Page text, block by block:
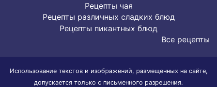
Рецепты чая
Рецепты различных сладких блюд
Рецепты пикантных блюд
Все рецепты
Использование текстов и изображений, размещенных на сайте,
допускается только с письменного разрешения.